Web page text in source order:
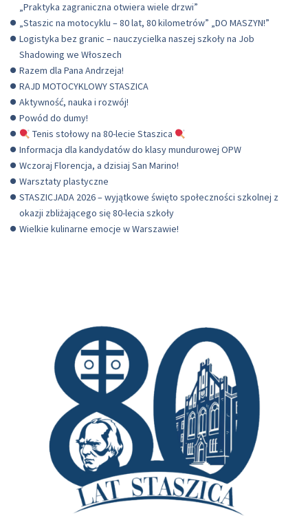
„Praktyka zagraniczna otwiera wiele drzwi”
„Staszic na motocyklu – 80 lat, 80 kilometrów” „DO MASZYN!”
Logistyka bez granic – nauczycielka naszej szkoły na Job
Shadowing we Włoszech
Razem dla Pana Andrzeja!
RAJD MOTOCYKLOWY STASZICA
Aktywność, nauka i rozwój!
Powód do dumy!
Tenis stołowy na 80-lecie Staszica
Informacja dla kandydatów do klasy mundurowej OPW
Wczoraj Florencja, a dzisiaj San Marino!
Warsztaty plastyczne
STASZICJADA 2026 – wyjątkowe święto społeczności szkolnej z
okazji zbliżającego się 80-lecia szkoły
Wielkie kulinarne emocje w Warszawie!